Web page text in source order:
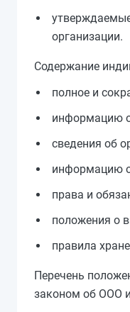
организации.
Содержание
полное и
информацию
сведения об
информацию
права и
положения о
правила
Перечень
законом об ООО